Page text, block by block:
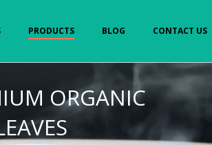
PRODUCTS BLOG CONTACT US
ORGANIC